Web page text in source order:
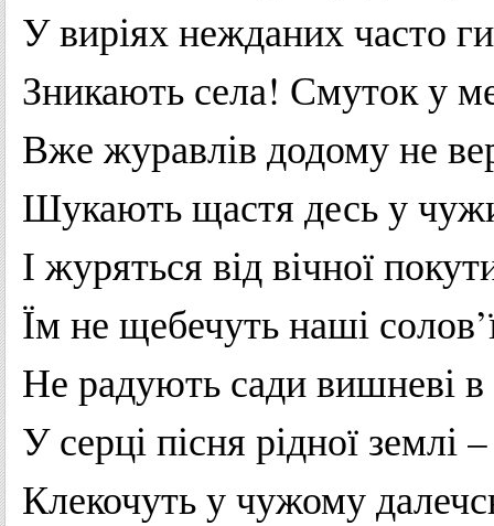
Увиріяхнежданихчасто
Зникають села! Смутоку
Вжежуравлів додомуне
Шукаютьщастя десьу
Іжуряться відвічної
Їм не щебечутьнаші
Не радують садивишневів
Усерціпісня рідної землі–
Клекочутьучужому